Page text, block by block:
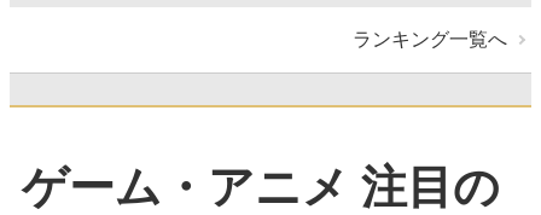
ランキング一覧へ
ゲーム・アニメ 注目の